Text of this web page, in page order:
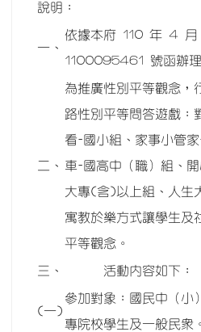
說明：
一、
依據本府 110 年 4
1100095461 號函辦理
二、
為推廣性別平等觀念
路性別平等問答遊戲：
看-國小組、家事小管
車-國高中（職）組、
大專(含)以上組、人生
寓教於樂方式讓學生及
平等觀念。
三、 活動內容如下：
(一)
參加對象：國民中（小
專院校學生及一般民眾